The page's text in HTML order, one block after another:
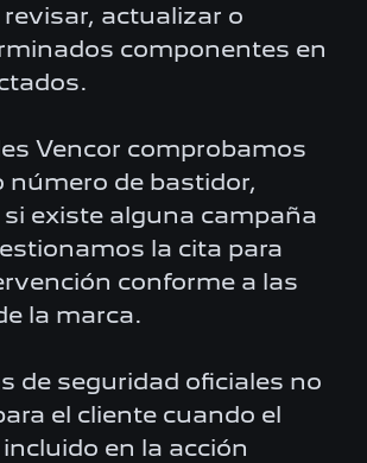
actualizar o
componentes en
Vencor comprobamos
de bastidor,
existe alguna campaña
la cita para
conforme a las
la marca.
de seguridad oficiales no
el cliente cuando el
en la acción